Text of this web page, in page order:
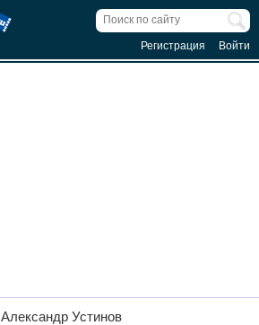
Регистрация Войти
Александр Устинов